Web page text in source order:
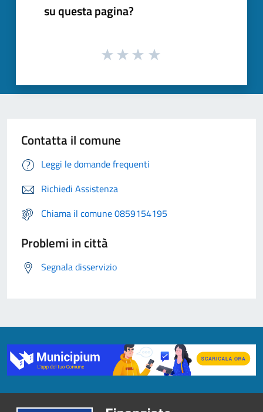
su questa pagina?
Contatta il comune
Leggi le domande frequenti
Richiedi Assistenza
Chiama il comune 0859154195
Problemi in città
Segnala disservizio